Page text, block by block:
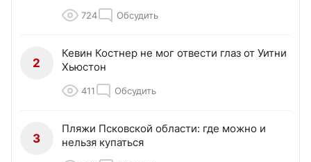
724 Обсудить
2
Кевин Костнер не мог отвести глаз от Уитни
Хьюстон
411 Обсудить
3
Пляжи Псковской области: где можно и
нельзя купаться